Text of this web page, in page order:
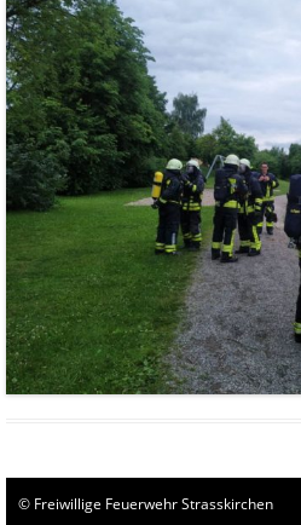
© Freiwillige Feuerwehr Strasskirchen